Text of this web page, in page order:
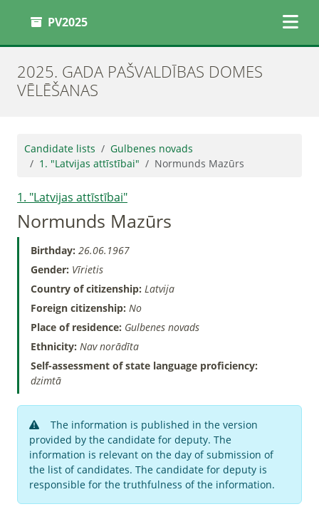
PV2025
2025. GADA PAŠVALDĪBAS DOMES
VĒLĒŠANAS
Candidate lists
Gulbenes novads
1. "Latvijas attīstībai"
Normunds Mazūrs
1. "Latvijas attīstībai"
Normunds Mazūrs
Birthday: 26.06.1967
Gender: Vīrietis
Country of citizenship: Latvija
Foreign citizenship: No
Place of residence: Gulbenes novads
Ethnicity: Nav norādīta
Self-assessment of state language proficiency:
dzimtā
The information is published in the version
provided by the candidate for deputy. The
information is relevant on the day of submission of
the list of candidates. The candidate for deputy is
responsible for the truthfulness of the information.